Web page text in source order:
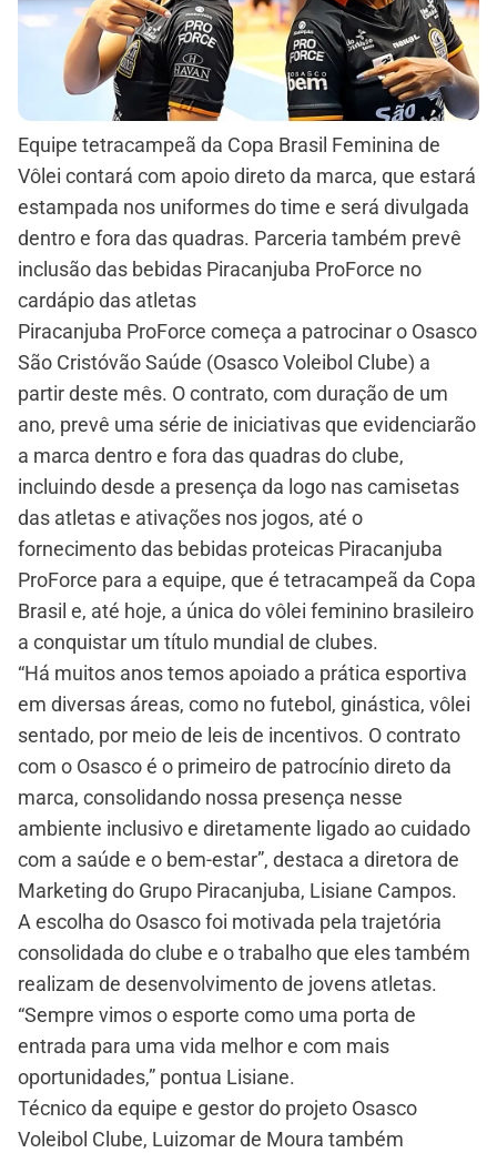
Equipe tetracampeã da Copa Brasil Feminina de
Vôlei contará com apoio direto da marca, que estará
estampada nos uniformes do time e será divulgada
dentro e fora das quadras. Parceria também prevê
inclusão das bebidas Piracanjuba ProForce no
cardápio das atletas
Piracanjuba ProForce começa a patrocinar o Osasco
São Cristóvão Saúde (Osasco Voleibol Clube) a
partir deste mês. O contrato, com duração de um
ano, prevê uma série de iniciativas que evidenciarão
a marca dentro e fora das quadras do clube,
incluindo desde a presença da logo nas camisetas
das atletas e ativações nos jogos, até o
fornecimento das bebidas proteicas Piracanjuba
ProForce para a equipe, que é tetracampeã da Copa
Brasil e, até hoje, a única do vôlei feminino brasileiro
a conquistar um título mundial de clubes.
“Há muitos anos temos apoiado a prática esportiva
em diversas áreas, como no futebol, ginástica, vôlei
sentado, por meio de leis de incentivos. O contrato
com o Osasco é o primeiro de patrocínio direto da
marca, consolidando nossa presença nesse
ambiente inclusivo e diretamente ligado ao cuidado
com a saúde e o bem-estar”, destaca a diretora de
Marketing do Grupo Piracanjuba, Lisiane Campos.
A escolha do Osasco foi motivada pela trajetória
consolidada do clube e o trabalho que eles também
realizam de desenvolvimento de jovens atletas.
“Sempre vimos o esporte como uma porta de
entrada para uma vida melhor e com mais
oportunidades,” pontua Lisiane.
Técnico da equipe e gestor do projeto Osasco
Voleibol Clube, Luizomar de Moura também